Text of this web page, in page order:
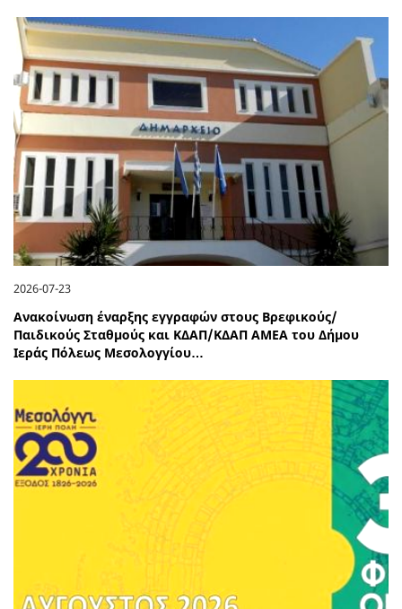
2026-07-23
Ανακοίνωση έναρξης εγγραφών στους Βρεφικούς/
Παιδικούς Σταθμούς και ΚΔΑΠ/ΚΔΑΠ ΑΜΕΑ του Δήμου
Ιεράς Πόλεως Μεσολογγίου…